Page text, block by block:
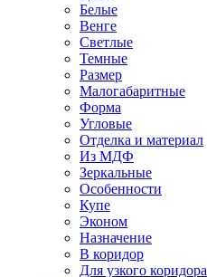
Белые
Венге
Светлые
Темные
Размер
Малогабаритные
Форма
Угловые
Отделка и материал
Из МДФ
Зеркальные
Особенности
Купе
Эконом
Назначение
В коридор
Для узкого коридора